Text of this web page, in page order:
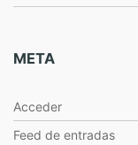
META
Acceder
Feed de entradas